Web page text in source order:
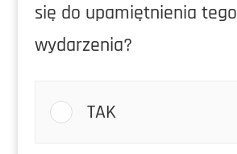
się do upamiętnienia tego
wydarzenia?
TAK